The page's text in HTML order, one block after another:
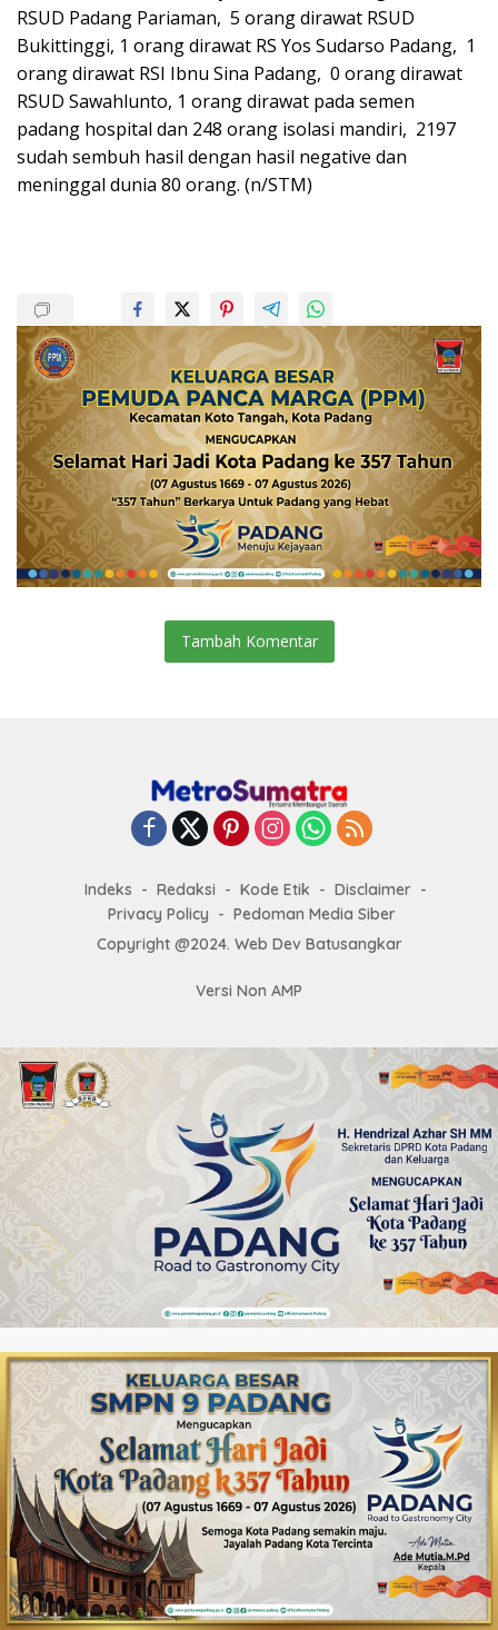
RSUD Padang Pariaman, 5 orang dirawat RSUD
Bukittinggi, 1 orang dirawat RS Yos Sudarso Padang, 1
orang dirawat RSI Ibnu Sina Padang, 0 orang dirawat
RSUD Sawahlunto, 1 orang dirawat pada semen
padang hospital dan 248 orang isolasi mandiri, 2197
sudah sembuh hasil dengan hasil negative dan
meninggal dunia 80 orang. (n/STM)
Tambah Komentar
Indeks Redaksi Kode Etik
Disclaimer
Privacy Policy
Pedoman Media Siber
Copyright @2024. Web Dev Batusangkar
Versi Non AMP